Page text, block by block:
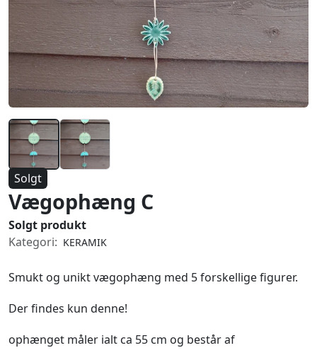
Solgt
Vægophæng C
Solgt produkt
Kategori: KERAMIK
Smukt og unikt vægophæng med 5 forskellige figurer.
Der findes kun denne!
ophænget måler ialt ca 55 cm og består af